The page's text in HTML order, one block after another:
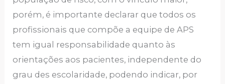
porém, é importante declarar que todos os
profissionais que compõe a equipe de APS
tem igual responsabilidade quanto às
orientações aos pacientes, independente do
grau des escolaridade, podendo indicar, por